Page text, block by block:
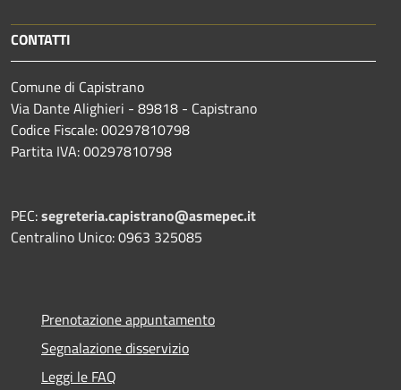
CONTATTI
Comune di Capistrano
Via Dante Alighieri - 89818 - Capistrano
Codice Fiscale: 00297810798
Partita IVA: 00297810798
PEC:segreteria.capistrano@asmepec.it
Centralino Unico: 0963 325085
Prenotazione appuntamento
Segnalazione disservizio
Leggi le FAQ